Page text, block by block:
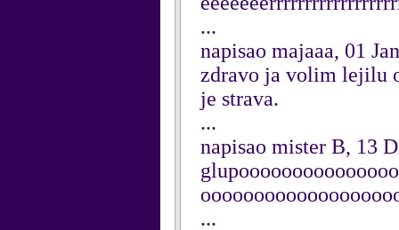
...
napisao majaaa, 01
zdravo ja volim lejilu
je strava.
...
napisao mister B, 13
...